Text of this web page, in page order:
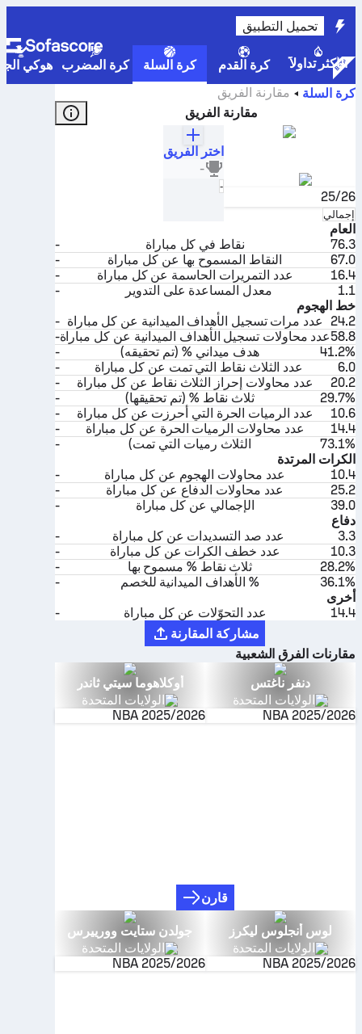
تحميل التطبيق
الأكثر تداولاً كرة القدم كرة السلة كرة المضرب
هوكي
كرة السلة
مقارنة الفريق
مقارنة الفريق
25/26
تحديد
إجمالي
اختر الفريق
-
تحديد
-
العام
76.3
نقاط في كل مباراة
-
67.0
النقاط المسموح بها عن كل مباراة
-
16.4
عدد التمريرات الحاسمة عن كل مباراة
-
1.1
معدل المساعدة على التدوير
-
خط الهجوم
24.2
عدد مرات تسجيل الأهداف الميدانية عن كل مباراة -
58.8عدد محاولات تسجيل الأهداف الميدانية عن كل مباراة-
41.2%
هدف ميداني % (تم تحقيقه)
-
6.0
عدد الثلاث نقاط التي تمت عن كل مباراة
-
20.2
عدد محاولات إحراز الثلاث نقاط عن كل مباراة
-
29.7%
ثلاث نقاط % (تم تحقيقها)
-
10.6
عدد الرميات الحرة التي أحرزت عن كل مباراة
-
14.4
عدد محاولات الرميات الحرة عن كل مباراة
-
73.1%
الثلاث رميات التي تمت)
-
الكرات المرتدة
10.4
عدد محاولات الهجوم عن كل مباراة
-
25.2
عدد محاولات الدفاع عن كل مباراة
-
39.0
الإجمالي عن كل مباراة
-
دفاع
3.3
عدد صد التسديدات عن كل مباراة
-
10.3
عدد خطف الكرات عن كل مباراة
-
28.2%
ثلاث نقاط % مسموح بها
-
36.1%
% الأهداف الميدانية للخصم
-
أخرى
14.4
عدد التحوّلات عن كل مباراة
-
مشاركة المقارنة
مقارنات الفرق الشعبية
دنفر ناغتس
الولايات المتحدة
NBA 2025/2026
أوكلاهوما سيتي ثاندر
الولايات المتحدة
NBA 2025/2026
قارن
لوس أنجلوس ليكرز
الولايات المتحدة
NBA 2025/2026
جولدن ستايت وورييرس
الولايات المتحدة
NBA 2025/2026